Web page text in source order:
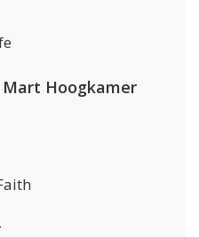
Hoogkamer